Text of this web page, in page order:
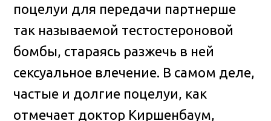
поцелуи для передачи партнерше
так называемой тестостероновой
бомбы, стараясь разжечь в ней
сексуальное влечение. В самом деле,
частые и долгие поцелуи, как
отмечает доктор Киршенбаум,